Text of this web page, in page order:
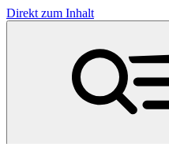
Direkt zum Inhalt